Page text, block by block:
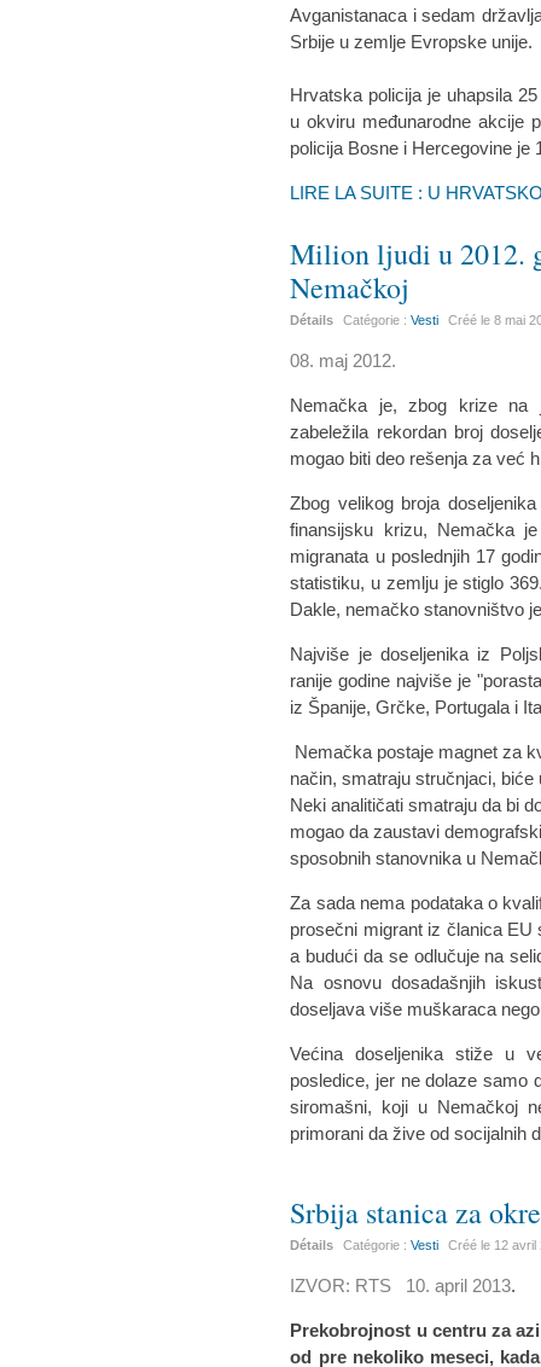
Avganistanaca i sedam
Srbije u zemlje Evropske unije.
Hrvatska policija je uhapsila
u okviru međunarodne akcije
policija Bosne i Hercegovine je
LIRE LA SUITE : U
Milion ljudi u 2012.
Nemačkoj
Détails Catégorie :Vesti Créé le8 mai
08. maj 2012.
Nemačka je, zbog krize na
zabeležila rekordan broj
mogao biti deo rešenja za već
Zbog velikog broja
finansijsku krizu, Nemačka
migranata u poslednjih 17
statistiku, u zemlju je stiglo
Dakle, nemačko stanovništvo
Najviše je doseljenika iz
ranije godine najviše je
iz Španije, Grčke, Portugala i
Nemačka postaje magnet za
način, smatraju stručnjaci,
Neki analitičati smatraju da bi
mogao da zaustavi
sposobnih stanovnika u
Za sada nema podataka o
prosečni migrant iz članica EU
a budući da se odlučuje na
Na osnovu dosadašnjih
doseljava više muškaraca
Većina doseljenika stiže u
posledice, jer ne dolaze samo
siromašni, koji u Nemačkoj
primorani da žive od socijalnih
Srbija stanica za
Détails Catégorie :Vesti Créé le 12 avril
IZVOR: RTS 10. april 2013.
Prekobrojnost u centru za
od pre nekoliko meseci,